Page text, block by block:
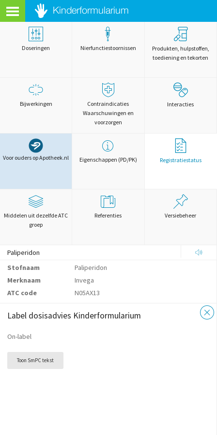
Doseringen Nierfunctiestoornissen
Produkten, hulpstoffen,
toediening en tekorten
Bijwerkingen
Contraindicaties
Waarschuwingen en
voorzorgen
Interacties
Voor ouders op Apotheek.nl Eigenschappen (PD/PK) Registratiestatus
Middelen uit dezelfde ATC
groep
Referenties Versiebeheer
Paliperidon
Stofnaam
Paliperidon
Merknaam
Invega
ATC code
N05AX13
Label dosisadvies Kinderformularium
On-label
Toon SmPC tekst